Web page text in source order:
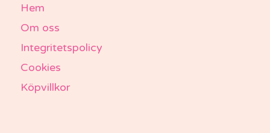
Hem
Om oss
Integritetspolicy
Cookies
Köpvillkor